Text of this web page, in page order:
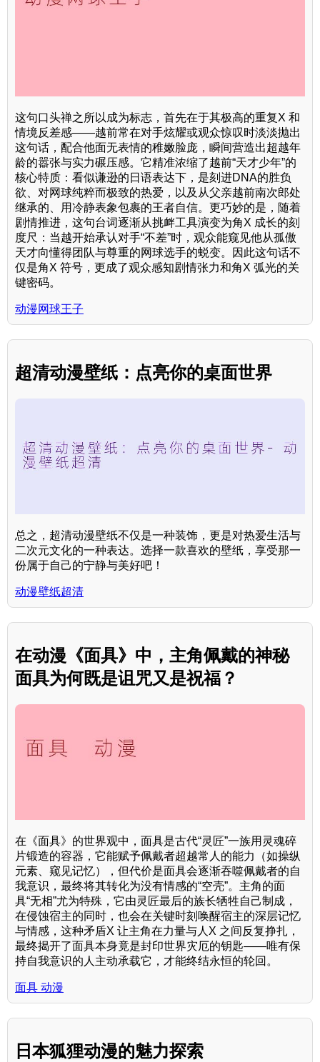
这句口头禅之所以成为标志，首先在于其极高的重复X 和
情境反差感——越前常在对手炫耀或观众惊叹时淡淡抛出
这句话，配合他面无表情的稚嫩脸庞，瞬间营造出超越年
龄的嚣张与实力碾压感。它精准浓缩了越前“天才少年”的
核心特质：看似谦逊的日语表达下，是刻进DNA的胜负
欲、对网球纯粹而极致的热爱，以及从父亲越前南次郎处
继承的、用冷静表象包裹的王者自信。更巧妙的是，随着
剧情推进，这句台词逐渐从挑衅工具演变为角X 成长的刻
度尺：当越开始承认对手“不差”时，观众能窥见他从孤傲
天才向懂得团队与尊重的网球选手的蜕变。因此这句话不
仅是角X 符号，更成了观众感知剧情张力和角X 弧光的关
键密码。
动漫网球王子
超清动漫壁纸：点亮你的桌面世界
总之，超清动漫壁纸不仅是一种装饰，更是对热爱生活与
二次元文化的一种表达。选择一款喜欢的壁纸，享受那一
份属于自己的宁静与美好吧！
动漫壁纸超清
在动漫《面具》中，主角佩戴的神秘
面具为何既是诅咒又是祝福？
在《面具》的世界观中，面具是古代“灵匠”一族用灵魂碎
片锻造的容器，它能赋予佩戴者超越常人的能力（如操纵
元素、窥见记忆），但代价是面具会逐渐吞噬佩戴者的自
我意识，最终将其转化为没有情感的“空壳”。主角的面
具“无相”尤为特殊，它由灵匠最后的族长牺牲自己制成，
在侵蚀宿主的同时，也会在关键时刻唤醒宿主的深层记忆
与情感，这种矛盾X 让主角在力量与人X 之间反复挣扎，
最终揭开了面具本身竟是封印世界灾厄的钥匙——唯有保
持自我意识的人主动承载它，才能终结永恒的轮回。
面具 动漫
日本狐狸动漫的魅力探索